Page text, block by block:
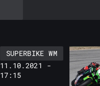
SUPERBIKE WM
11.10.2021 -
17:15